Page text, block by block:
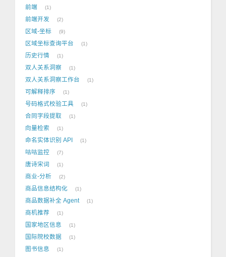
前端 1
前端开发 2
区域-坐标 9
区域坐标查询平台 1
历史行情 1
双人关系洞察 1
双人关系洞察工作台 1
可解释排序 1
号码格式校验工具 1
合同字段提取 1
向量检索 1
命名实体识别 API 1
咕咕监控 7
唐诗宋词 1
商业-分析 2
商品信息结构化 1
商品数据补全 Agent 1
商机推荐 1
国家地区信息 1
国际院校数据 1
图书信息 1